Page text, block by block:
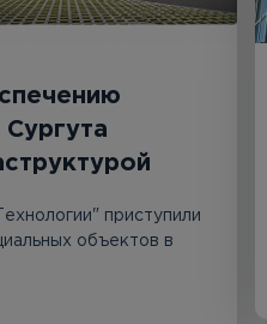
приступили
объектов в